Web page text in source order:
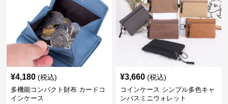
¥4,180 (税込)
多機能コンパクト財布 カードコ
インケース
¥3,660 (税込)
コインケース シンプル多色キャ
ンバスミニウォレット